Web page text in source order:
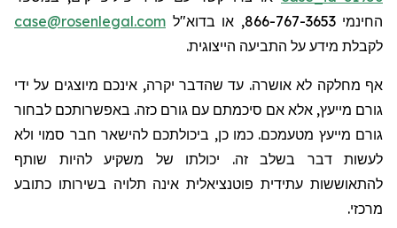
החינמי 866-767-3653, או בדוא"ל
case@rosenlegal.com
לקבלת מידע על התביעה הייצוגית.
אף מחלקה לא אושרה. עד שהדבר יקרה, אינכם מיוצגים על ידי
גורם מייעץ, אלא אם סיכמתם עם גורם כזה. באפשרותכם לבחור
גורם מייעץ מטעמכם. כמו כן, ביכולתכם להישאר חבר סמוי ולא
לעשות דבר בשלב זה. יכולתו של משקיע להיות שותף
להתאוששות עתידית פוטנציאלית אינה תלויה בשירותו כתובע
מרכזי.